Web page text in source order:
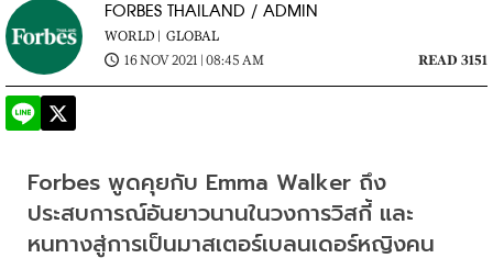
FORBES THAILAND / ADMIN
WORLD | GLOBAL
16 NOV 2021 | 08:45 AM
READ 3151
Forbes พูดคุยกับ Emma Walker ถึง
ประสบการณ์อันยาวนานในวงการวิสกี้ และ
หนทางสู่การเป็นมาสเตอร์เบลนเดอร์หญิงคน